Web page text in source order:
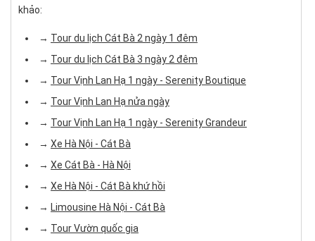
khảo:
→ ​​ Tour du lịch Cát Bà 2 ngày 1 đêm
→ Tour du lịch Cát Bà 3 ngày 2 đêm
→ Tour Vịnh Lan Hạ 1 ngày - Serenity Boutique
→ Tour Vịnh Lan Hạ nửa ngày
→ Tour Vịnh Lan Hạ 1 ngày - Serenity Grandeur
→ Xe Hà Nội - Cát Bà
→ Xe Cát Bà - Hà Nội
→ Xe Hà Nội - Cát Bà khứ hồi
→ Limousine Hà Nội - Cát Bà
→ Tour Vườn quốc gia​